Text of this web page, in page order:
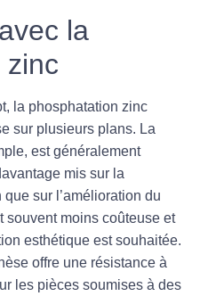
la
zinc
la phosphatation zinc
sur plusieurs plans. La
est généralement
mis sur la
sur l’amélioration du
souvent moins coûteuse et
esthétique est souhaitée.
offre une résistance à
les pièces soumises à des